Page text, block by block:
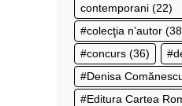
contemporani (22)
colecţia n’autor
concurs (36)
Denisa
Editura Cartea